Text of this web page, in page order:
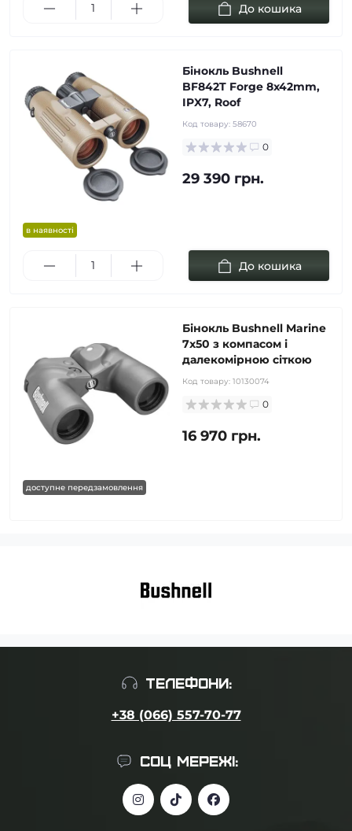
До кошика
в наявності
Бінокль Bushnell
BF842T Forge 8x42mm,
IPX7, Roof
Код товару: 58670
0
29 390 грн.
До кошика
доступне передзамовлення
Бінокль Bushnell Marine
7x50 з компасом і
далекомірною сіткою
Код товару: 10130074
0
16 970 грн.
ТЕЛЕФОНИ:
+38 (066) 557-70-77
СОЦ МЕРЕЖІ: